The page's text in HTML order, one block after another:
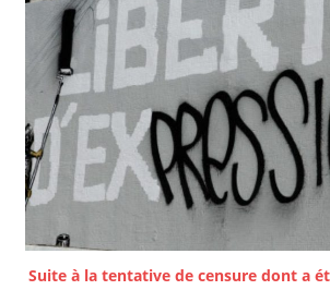
Suite à la tentative de censure dont a